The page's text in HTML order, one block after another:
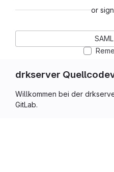
drkserver
Willkommen bei der
GitLab.
or